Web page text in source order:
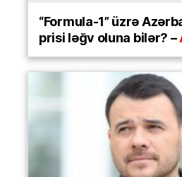
“Formula-1” üzrə
prisi ləğv oluna bilər? –